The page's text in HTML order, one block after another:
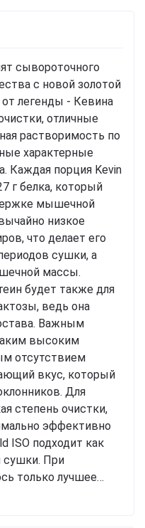
сывороточного
с новой золотой
от легенды - Кевина
отличные
растворимость по
характерные
Каждая порция Kevin
г белка, который
мышечной
низкое
что делает его
сушки, а
массы.
будет также для
ведь она
Важным
высоким
отсутствием
вкус, который
Для
степень очистки,
эффективно
ISO подходит как
сушки. При
только лучшее
соответствует